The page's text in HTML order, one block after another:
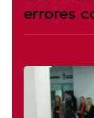
errores